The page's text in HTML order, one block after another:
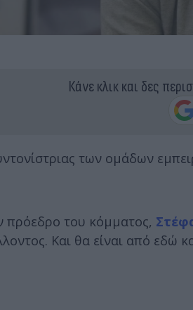
Κάνε κλικ και δες
των ομάδων
του κόμματος,
Και θα είναι από εδώ